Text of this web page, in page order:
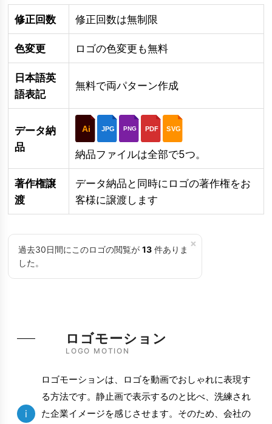
修正回数 修正回数は無制限
色変更 ロゴの色変更も無料
日本語英
語表記
無料で両パターン作成
データ納
品
Ai JPG PNG PDF SVG
納品ファイルは全部で5つ。
著作権譲
渡
データ納品と同時にロゴの著作権をお
客様に譲渡します
×
過去30日間にこのロゴの閲覧が 13 件ありま
した。
LOGO MOTION
ロゴモーション
i
ロゴモーションは、ロゴを動画でおしゃれに表現す
る方法です。静止画で表示するのと比べ、洗練され
た企業イメージを感じさせます。そのため、会社の